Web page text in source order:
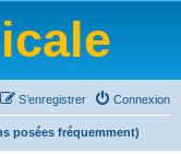
Connexion
S’enregistrer
posées fréquemment)